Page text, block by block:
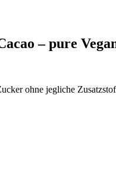
– pure
ohne jegliche